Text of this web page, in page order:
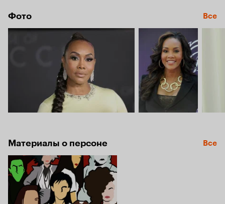
Фото Все
Материалы о персоне Все